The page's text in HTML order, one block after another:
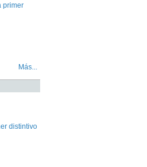
primer
Más...
distintivo